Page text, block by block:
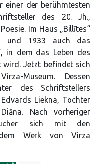
einer der berühmtesten
des 20. Jh.,
Im Haus „Billītes“
und 1933 auch das
in dem das Leben des
wird. Jetzt befindet sich
Museum. Dessen
des Schriftstellers
Liekna, Tochter
Nach vorheriger
sich mit den
dem Werk von Virza